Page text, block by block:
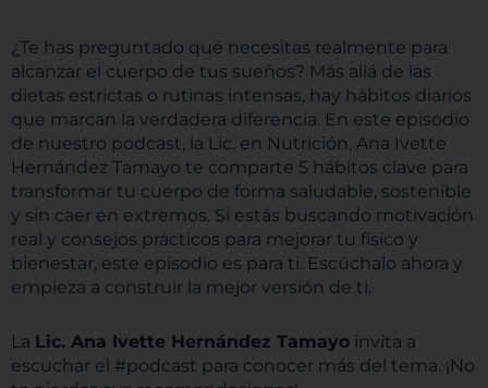
¿Te has preguntado qué necesitas realmente para
alcanzar el cuerpo de tus sueños? Más allá de las
dietas estrictas o rutinas intensas, hay hábitos diarios
que marcan la verdadera diferencia. En este episodio
de nuestro podcast, la Lic. en Nutrición, Ana Ivette
Hernández Tamayo te comparte 5 hábitos clave para
transformar tu cuerpo de forma saludable, sostenible
y sin caer en extremos. Si estás buscando motivación
real y consejos prácticos para mejorar tu físico y
bienestar, este episodio es para ti. Escúchalo ahora y
empieza a construir la mejor versión de ti.
La Lic. Ana Ivette Hernández Tamayo invita a
escuchar el #podcast para conocer más del tema. ¡No